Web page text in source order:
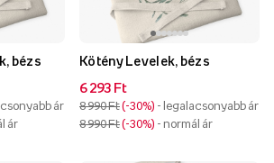
bézs
ár
ár
Kötény Levelek, bézs
6 293 Ft
8 990 Ft -30% - legalacsonyabb ár
8 990 Ft -30% - normál ár